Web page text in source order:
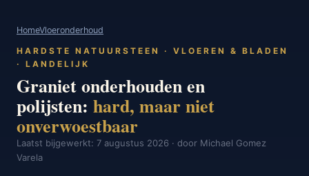
HomeVloeronderhoud
HARDSTE NATUURSTEEN · VLOEREN & BLADEN
· LANDELIJK
Graniet onderhouden en
polijsten: hard, maar niet
onverwoestbaar
Laatst bijgewerkt: 7 augustus 2026 · door Michael Gomez
Varela